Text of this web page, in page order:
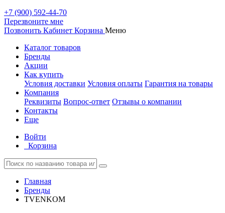
+7 (900) 592-44-70
Перезвоните мне
Позвонить Кабинет Корзина Меню
Каталог товаров
Бренды
Акции
Как купить
Условия доставки Условия оплаты Гарантия на товары
Компания
Реквизиты Вопрос-ответ Отзывы о компании
Контакты
Еще
Войти
Корзина
Главная
Бренды
TVENKOM